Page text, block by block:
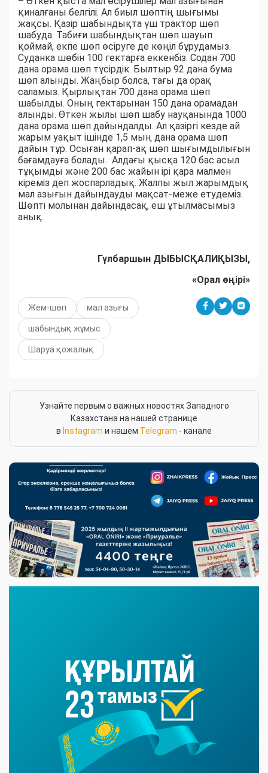
қиналғаны белгілі. Ал биыл шөптің шығымы
жақсы. Қазір шабындықта үш трактор шөп
шабуда. Табиғи шабындықтан шөп шауып
қоймай, екпе шөп өсіруге де көңіл бұрудамыз.
Суданка шөбін 100 гектарға еккенбіз. Содан 700
дана орама шөп түсірдік. Былтыр 92 дана бума
шөп алынды. Жаңбыр болса, тағы да орақ
саламыз. Қырлықтан 700 дана орама шөп
шабылды. Оның гектарынан 150 дана орамадан
алынды. Өткен жылы шөп шабу науқанында 1000
дана орама шөп дайындалды. Ал қазіргі кезде ай
жарым уақыт ішінде 1,5 мың дана орама шөп
дайын тұр. Осыған қарап-ақ шөп шығымдылығын
бағамдауға болады. Алдағы қысқа 120 бас асыл
тұқымды және 200 бас жайын ірі қара малмен
кіреміз деп жоспарладық. Жалпы жыл жарымдық
мал азығын дайындауды мақсат-меже етудеміз.
Шөпті молынан дайындасақ, еш ұтылмасымыз
анық.
Гүлбаршын ДЫБЫСҚАЛИҚЫЗЫ,
«Орал өңірі»
Жем-шөп мал азығы
шабындық жұмыс
Шаруа қожалық
Узнайте первым о важных новостях Западного
Казахстана на нашей странице
в Instagram и нашем Telegram - канале